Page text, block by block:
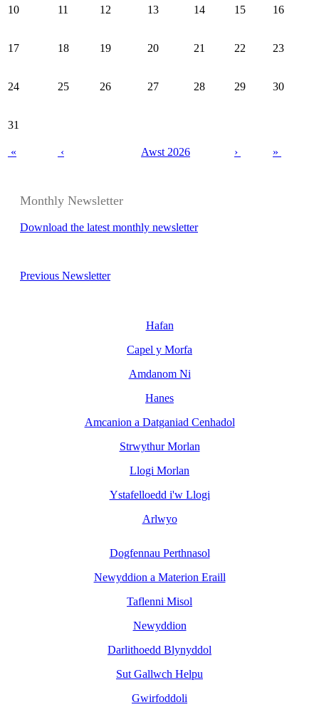
10 11 12 13 14 15 16
17 18 19 20 21 22 23
24 25 26 27 28 29 30
31
« ‹ Awst 2026 › »
Monthly Newsletter
Download the latest monthly newsletter
Previous Newsletter
Hafan
Capel y Morfa
Amdanom Ni
Hanes
Amcanion a Datganiad Cenhadol
Strwythur Morlan
Llogi Morlan
Ystafelloedd i'w Llogi
Arlwyo
Dogfennau Perthnasol
Newyddion a Materion Eraill
Taflenni Misol
Newyddion
Darlithoedd Blynyddol
Sut Gallwch Helpu
Gwirfoddoli